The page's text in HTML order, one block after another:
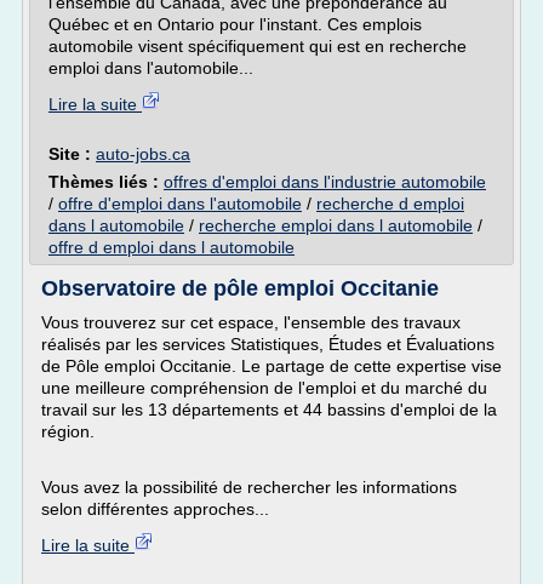
Québec et en Ontario pour l'instant. Ces emplois
automobile visent spécifiquement qui est en recherche
emploi dans l'automobile...
Lire la suite
Site : auto-jobs.ca
Thèmes liés : offres d'emploi dans l'industrie automobile
/ offre d'emploi dans l'automobile / recherche d emploi
dans l automobile / recherche emploi dans l automobile /
offre d emploi dans l automobile
Observatoire de pôle emploi Occitanie
Vous trouverez sur cet espace, l'ensemble des travaux
réalisés par les services Statistiques, Études et Évaluations
de Pôle emploi Occitanie. Le partage de cette expertise vise
une meilleure compréhension de l'emploi et du marché du
travail sur les 13 départements et 44 bassins d'emploi de la
région.
Vous avez la possibilité de rechercher les informations
selon différentes approches...
Lire la suite